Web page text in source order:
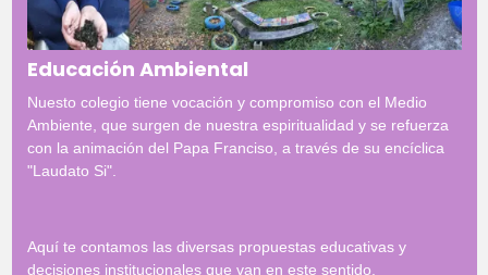
Educación Ambiental
Nuesto colegio tiene vocación y compromiso con el Medio
Ambiente, que surgen de nuestra espiritualidad y se refuerza
con la animación del Papa Franciso, a través de su encíclica
"Laudato Si".
Aquí te contamos las diversas propuestas educativas y
decisiones institucionales que van en este sentido.